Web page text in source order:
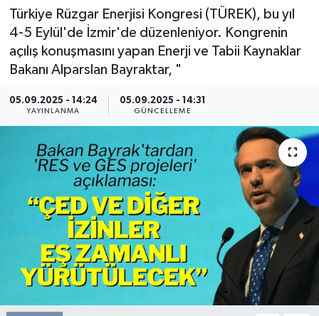
Türkiye Rüzgar Enerjisi Kongresi (TÜREK), bu yıl
4-5 Eylül'de İzmir'de düzenleniyor. Kongrenin
açılış konuşmasını yapan Enerji ve Tabii Kaynaklar
Bakanı Alparslan Bayraktar, "
05.09.2025 - 14:24
YAYINLANMA
05.09.2025 - 14:31
GÜNCELLEME
Kültür Sanat
Resmi Reklam
Röportajlar